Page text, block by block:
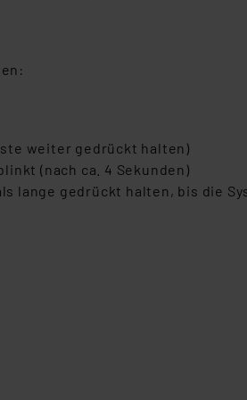
weiter gedrückt halten)
(nach ca. 4 Sekunden)
lange gedrückt halten, bis die